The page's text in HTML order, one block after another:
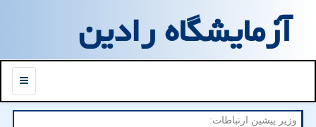
آزمایشگاه رادین
منو
وزیر پیشین ارتباطات: